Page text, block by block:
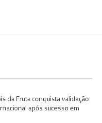
da Fruta conquista validação
após sucesso em